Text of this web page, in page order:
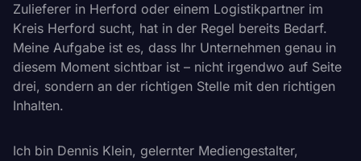
Zulieferer in Herford oder einem Logistikpartner im
Kreis Herford sucht, hat in der Regel bereits Bedarf.
Meine Aufgabe ist es, dass Ihr Unternehmen genau in
diesem Moment sichtbar ist – nicht irgendwo auf Seite
drei, sondern an der richtigen Stelle mit den richtigen
Inhalten.
Ich bin Dennis Klein, gelernter Mediengestalter,